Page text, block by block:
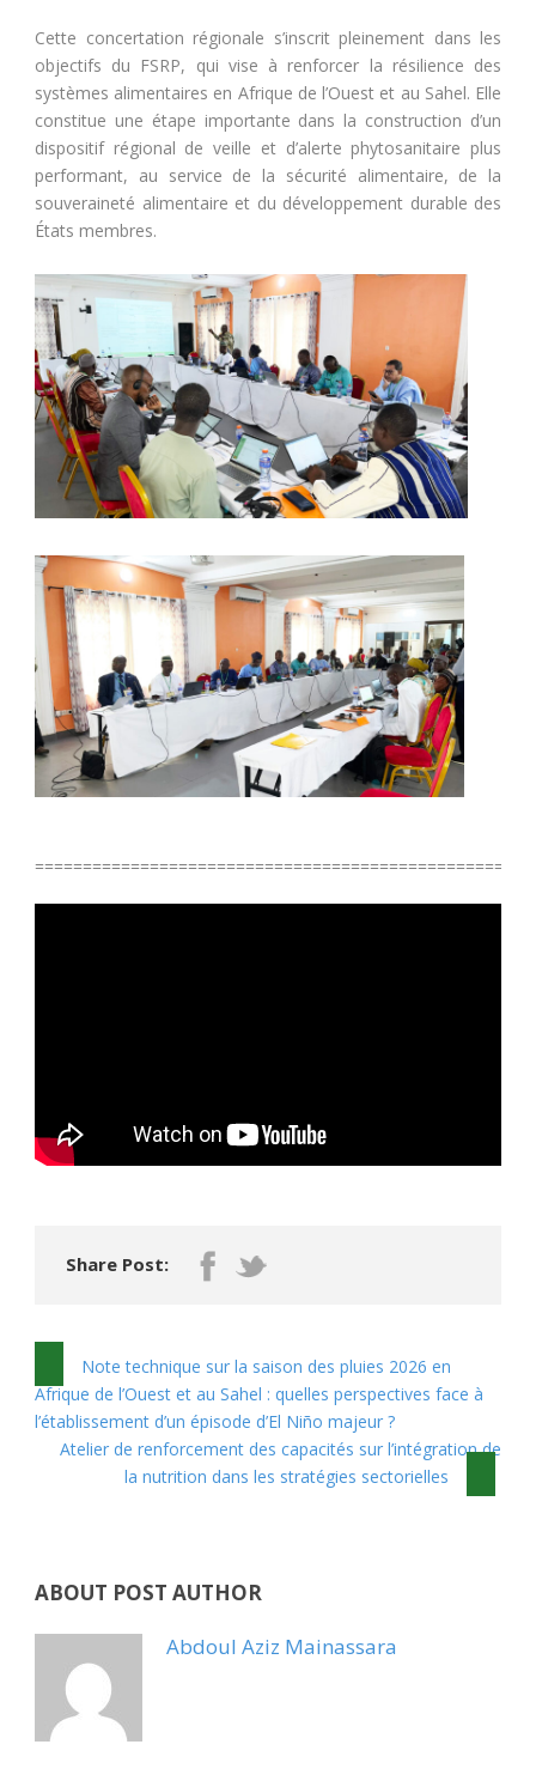
Cette concertation régionale s’inscrit pleinement dans les
objectifs du FSRP, qui vise à renforcer la résilience des
systèmes alimentaires en Afrique de l’Ouest et au Sahel. Elle
constitue une étape importante dans la construction d’un
dispositif régional de veille et d’alerte phytosanitaire plus
performant, au service de la sécurité alimentaire, de la
souveraineté alimentaire et du développement durable des
États membres.
Share Post:
Note technique sur la saison des pluies 2026 en
Afrique de l’Ouest et au Sahel : quelles perspectives face à
l’établissement d’un épisode d’El Niño majeur ?
Atelier de renforcement des capacités sur l’intégration de
la nutrition dans les stratégies sectorielles
ABOUT POST AUTHOR
Abdoul Aziz Mainassara